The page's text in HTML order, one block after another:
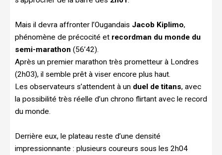
Mais il devra affronter l’Ougandais Jacob Kiplimo,
phénomène de précocité et recordman du monde du
semi-marathon (56’42).
Après un premier marathon très prometteur à Londres
(2h03), il semble prêt à viser encore plus haut.
Les observateurs s’attendent à un duel de titans, avec
la possibilité très réelle d’un chrono flirtant avec le record
du monde.
Derrière eux, le plateau reste d’une densité
impressionnante : plusieurs coureurs sous les 2h04